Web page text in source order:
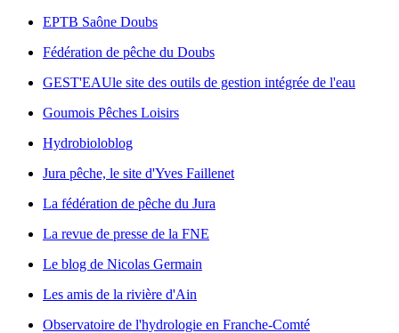
EPTB Saône Doubs
Fédération de pêche du Doubs
GEST'EAUle site des outils de gestion intégrée de l'eau
Goumois Pêches Loisirs
Hydrobioloblog
Jura pêche, le site d'Yves Faillenet
La fédération de pêche du Jura
La revue de presse de la FNE
Le blog de Nicolas Germain
Les amis de la rivière d'Ain
Observatoire de l'hydrologie en Franche-Comté